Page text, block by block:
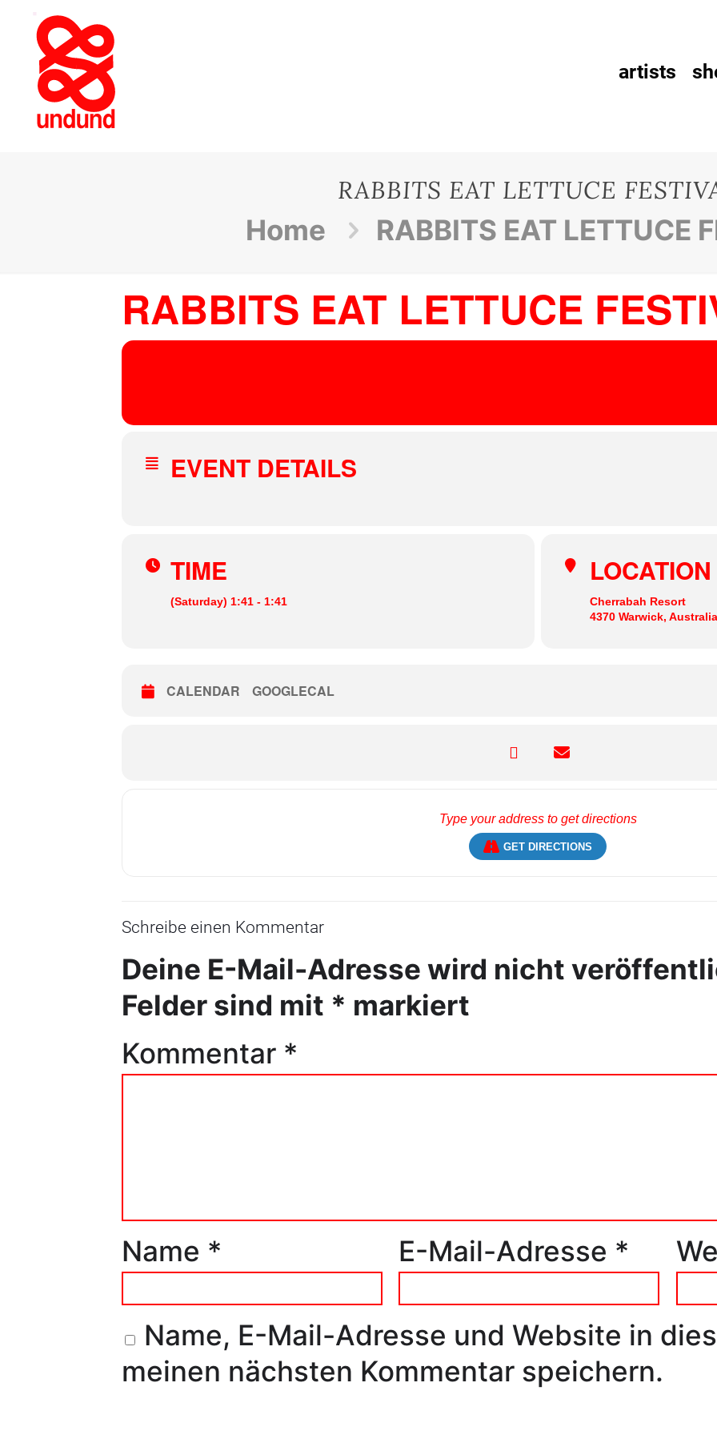
artists
RABBITS EAT LETTUCE
Home RABBITS EAT LETTUCE
RABBITS EAT LETTUCE
EVENT DETAILS
TIME
(Saturday) 1:41 - 1:41
LOCATION
Cherrabah Resort
4370 Warwick, Australia
CALENDAR GOOGLECAL
GET DIRECTIONS
Schreibe einen Kommentar
Deine E-Mail-Adresse wird nicht
Felder sind mit * markiert
Kommentar *
Name * E-Mail-Adresse *
Name, E-Mail-Adresse und Website in
meinen nächsten Kommentar speichern.